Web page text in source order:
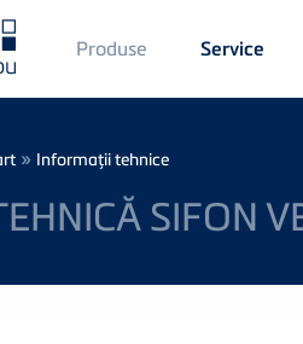
Main
Menü
1
Produse Service
» Informaţii tehnice
SIFON